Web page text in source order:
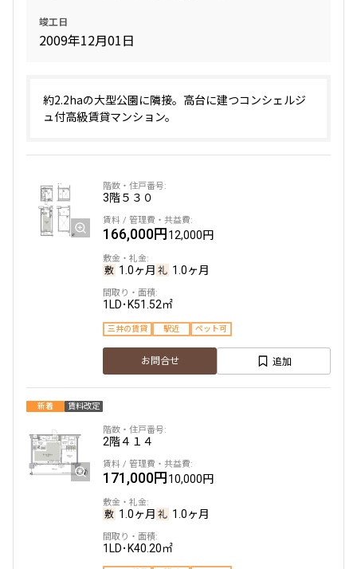
竣工日
2009年12月01日
約2.2haの大型公園に隣接。高台に建つコンシェルジ
ュ付高級賃貸マンション。
3階５３０
166,000円12,000円
1.0ヶ月 1.0ヶ月
1LD･K51.52㎡
三井の賃貸 駅近 ペット可
お問合せ 追加
新着 賃料改定
2階４１４
171,000円10,000円
1.0ヶ月 1.0ヶ月
1LD･K40.20㎡